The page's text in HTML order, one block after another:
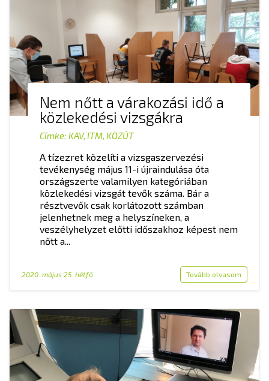
Nem nőtt a várakozási idő a
közlekedési vizsgákra
Címke: KAV, ITM, KÖZÚT
A tízezret közelíti a vizsgaszervezési
tevékenység május 11-i újraindulása óta
országszerte valamilyen kategóriában
közlekedési vizsgát tevők száma. Bár a
résztvevők csak korlátozott számban
jelenhetnek meg a helyszíneken, a
veszélyhelyzet előtti időszakhoz képest nem
nőtt a...
2020. május 25. hétfő Tovább olvasom